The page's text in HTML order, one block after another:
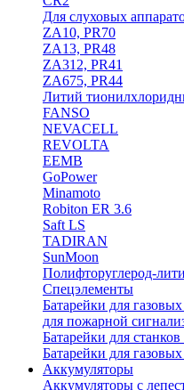
Для слуховых
ZA10, PR70
ZA13, PR48
ZA312, PR41
ZA675, PR44
Литий
FANSO
NEVACELL
REVOLTA
EEMB
GoPower
Minamoto
Robiton ER 3.6
Saft LS
TADIRAN
SunMoon
Полифторуглерод-
Спецэлементы
Батарейки для
для пожарной
Батарейки для
Батарейки для
Аккумуляторы
Аккумуляторы с